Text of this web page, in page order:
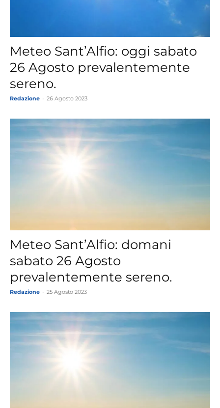
Meteo Sant’Alfio: oggi sabato
26 Agosto prevalentemente
sereno.
Redazione 26 Agosto 2023
Meteo Sant’Alfio: domani
sabato 26 Agosto
prevalentemente sereno.
Redazione 25 Agosto 2023